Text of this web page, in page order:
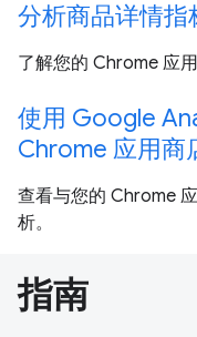
分析商品详情指
了解您的 Chrome 应
使用 Google
Chrome 应用商
查看与您的 Chrome
析。
指南